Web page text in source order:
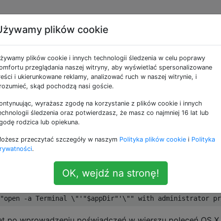
powłoki w nowym
go z
powłoki w oknie terminala i uruchomić go z
ponieważ wyświetla wygodny monit o login / hasło
plików cookie
plików cookie i innych technologii śledzenia w celu poprawy
przeglądania naszej witryny, aby wyświetlać spersonalizowane
i ukierunkowane reklamy, analizować ruch w naszej witrynie, i
skąd pochodzą nasi goście.
wyrażasz zgodę na korzystanie z plików cookie i innych
śledzenia oraz potwierdzasz, że masz co najmniej 16 lat lub
rodzica lub opiekuna.
przeczytać szczegóły w naszym Polityka plików cookie i Polityka
.
OK, wejdź na stronę!